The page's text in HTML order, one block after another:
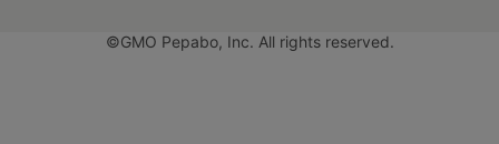
©GMO Pepabo, Inc. All rights reserved.